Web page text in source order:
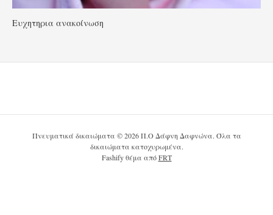
Ευχητηρια ανακοίνωση
Πνευματικά δικαιώματα © 2026 Π.Ο Δάφνη Δαφνώνα. Όλα τα
δικαιώματα κατοχυρωμένα.
Fashify θέμα απόFRT